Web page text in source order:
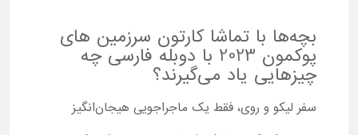
بچه‌ها با تماشا کارتون سرزمین های
پوکمون 2023 با دوبله فارسی چه
چیزهایی یاد می‌گیرند؟
سفر لیکو و روی، فقط یک ماجراجویی هیجان‌انگیز